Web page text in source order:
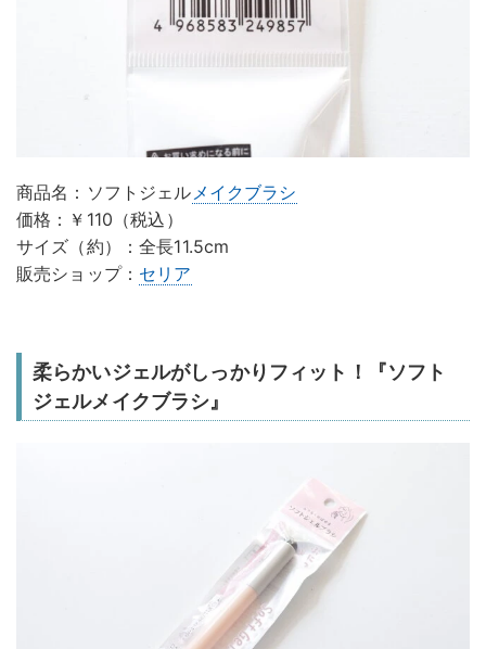
商品名：ソフトジェルメイクブラシ
価格：￥110（税込）
サイズ（約）：全長11.5cm
販売ショップ： セリア
柔らかいジェルがしっかりフィット！『ソフト
ジェルメイクブラシ』